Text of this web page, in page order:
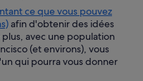
ce que vous pouvez
afin d'obtenir des idées
avec une population
(et environs), vous
qui pourra vous donner